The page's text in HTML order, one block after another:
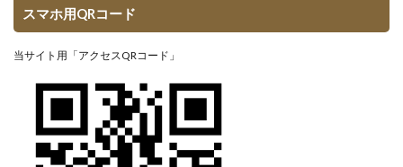
スマホ用QRコード
当サイト用「アクセスQRコード」